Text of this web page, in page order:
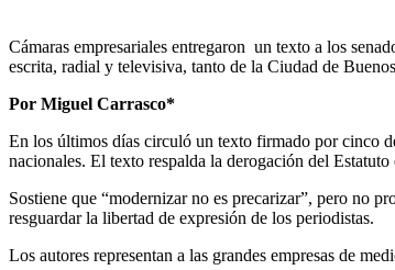
Cámaras empresariales entregaron un texto a los
escrita, radial y televisiva, tanto de la Ciudad de
Por Miguel Carrasco*
En los últimos días circuló un texto firmado por cinco
nacionales. El texto respalda la derogación del
Sostiene que “modernizar no es precarizar”, pero no
resguardar la libertad de expresión de los periodistas.
Los autores representan a las grandes empresas de